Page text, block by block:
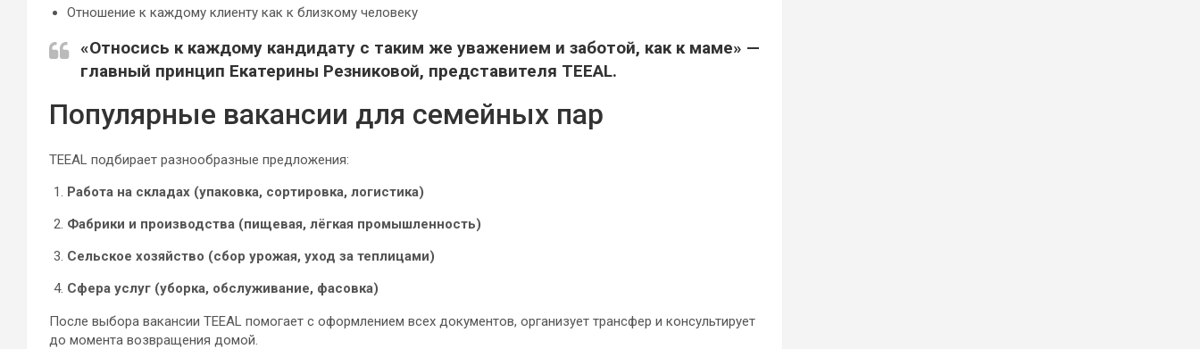
Отношение к каждому клиенту как к близкому человеку
«Относись к каждому кандидату с таким же уважением и заботой, как к маме» —
главный принцип Екатерины Резниковой, представителя TEEAL.
Популярные вакансии для семейных пар
TEEAL подбирает разнообразные предложения:
Работа на складах (упаковка, сортировка, логистика)
Фабрики и производства (пищевая, лёгкая промышленность)
Сельское хозяйство (сбор урожая, уход за теплицами)
Сфера услуг (уборка, обслуживание, фасовка)
После выбора вакансии TEEAL помогает с оформлением всех документов, организует трансфер и консультирует
до момента возвращения домой.